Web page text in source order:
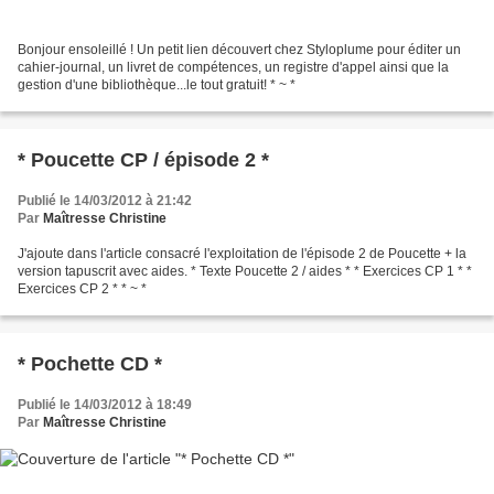
Bonjour ensoleillé ! Un petit lien découvert chez Styloplume pour éditer un
cahier-journal, un livret de compétences, un registre d'appel ainsi que la
gestion d'une bibliothèque...le tout gratuit! * ~ *
* Poucette CP / épisode 2 *
Publié le 14/03/2012 à 21:42
Par Maîtresse Christine
J'ajoute dans l'article consacré l'exploitation de l'épisode 2 de Poucette + la
version tapuscrit avec aides. * Texte Poucette 2 / aides * * Exercices CP 1 * *
Exercices CP 2 * * ~ *
* Pochette CD *
Publié le 14/03/2012 à 18:49
Par Maîtresse Christine